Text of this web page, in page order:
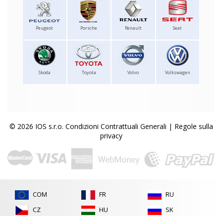
Peugeot Porsche Renault Seat
Skoda Toyota Volvo Volkswagen
© 2026 IOS s.r.o. Condizioni Contrattuali Generali | Regole sulla
privacy
COM
CZ
FR
HU
RU
SK